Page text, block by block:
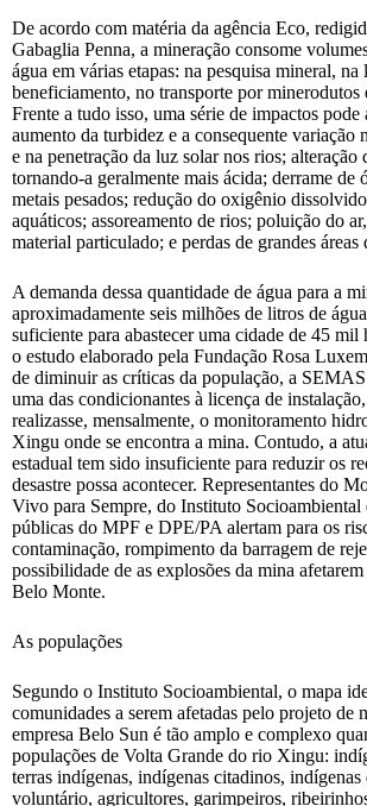
De acordo com matéria da agência Eco,
Gabaglia Penna, a mineração consome
água em várias etapas: na pesquisa mineral, na
beneficiamento, no transporte por minerodutos
Frente a tudo isso, uma série de impactos pode
aumento da turbidez e a consequente variação
e na penetração da luz solar nos rios; alteração
tornando-a geralmente mais ácida; derrame de
metais pesados; redução do oxigênio
aquáticos; assoreamento de rios; poluição do
material particulado; e perdas de grandes áreas
A demanda dessa quantidade de água para a
aproximadamente seis milhões de litros de
suficiente para abastecer uma cidade de 45 mil
o estudo elaborado pela Fundação Rosa
de diminuir as críticas da população, a
uma das condicionantes à licença de
realizasse, mensalmente, o monitoramento
Xingu onde se encontra a mina. Contudo, a
estadual tem sido insuficiente para reduzir os
desastre possa acontecer. Representantes do
Vivo para Sempre, do Instituto Socioambiental
públicas do MPF e DPE/PA alertam para os
contaminação, rompimento da barragem de
possibilidade de as explosões da mina
Belo Monte.
As populações
Segundo o Instituto Socioambiental, o mapa
comunidades a serem afetadas pelo projeto de
empresa Belo Sun é tão amplo e complexo
populações de Volta Grande do rio Xingu:
terras indígenas, indígenas citadinos, indígenas
voluntário, agricultores, garimpeiros,